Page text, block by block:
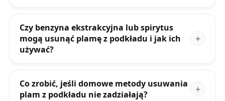
Czy benzyna ekstrakcyjna lub spirytus
mogą usunąć plamę z podkładu i jak ich
używać?
Co zrobić, jeśli domowe metody usuwania
plam z podkładu nie zadziałają?